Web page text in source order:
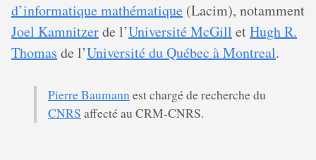
d’informatique mathématique (Lacim), notamment
Joel Kamnitzerde l’Université McGill etHugh R.
Thomas de l’Université du Québec à Montreal.
Pierre Baumannest chargé de recherche du
CNRS affecté au CRM-CNRS.